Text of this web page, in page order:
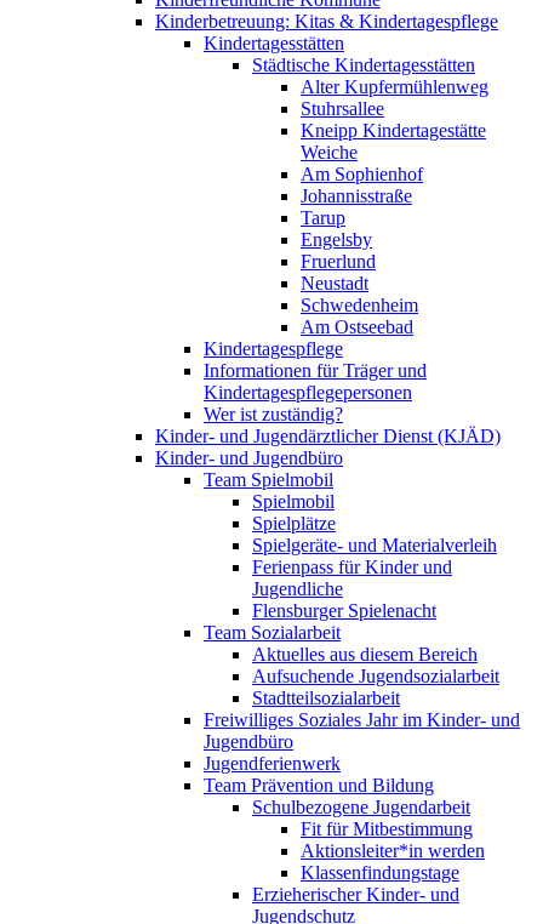
Kinderbetreuung: Kitas & Kindertagespflege
Kindertagesstätten
Städtische Kindertagesstätten
Alter Kupfermühlenweg
Stuhrsallee
Kneipp Kindertagestätte
Weiche
Am Sophienhof
Johannisstraße
Tarup
Engelsby
Fruerlund
Neustadt
Schwedenheim
Am Ostseebad
Kindertagespflege
Informationen für Träger und
Kindertagespflegepersonen
Wer ist zuständig?
Kinder- und Jugendärztlicher Dienst (KJÄD)
Kinder- und Jugendbüro
Team Spielmobil
Spielmobil
Spielplätze
Spielgeräte- und Materialverleih
Ferienpass für Kinder und
Jugendliche
Flensburger Spielenacht
Team Sozialarbeit
Aktuelles aus diesem Bereich
Aufsuchende Jugendsozialarbeit
Stadtteilsozialarbeit
Freiwilliges Soziales Jahr im Kinder- und
Jugendbüro
Jugendferienwerk
Team Prävention und Bildung
Schulbezogene Jugendarbeit
Fit für Mitbestimmung
Aktionsleiter*in werden
Klassenfindungstage
Erzieherischer Kinder- und
Jugendschutz